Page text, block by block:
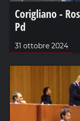
Corigliano -
Pd
31 ottobre 2024